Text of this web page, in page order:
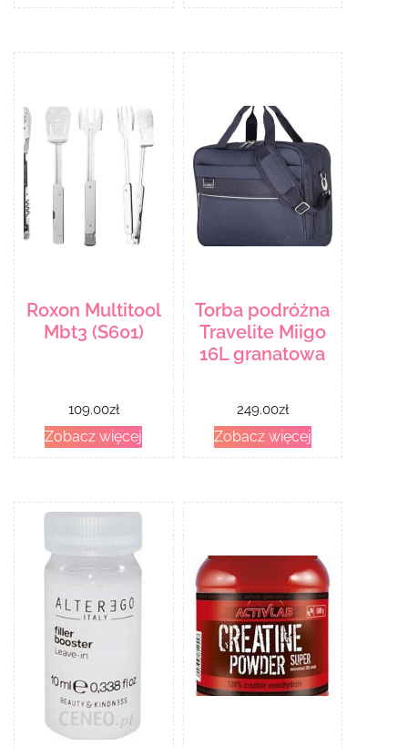
Roxon Multitool
Mbt3 (S601)
109.00zł
Zobacz więcej
Torba podróżna
Travelite Miigo
16L granatowa
249.00zł
Zobacz więcej